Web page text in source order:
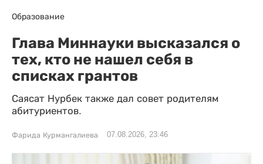
Образование
Глава Миннауки высказался о
тех, кто не нашел себя в
списках грантов
Саясат Нурбек также дал совет родителям
абитуриентов.
Фарида Курмангалиева 07.08.2026, 23:46